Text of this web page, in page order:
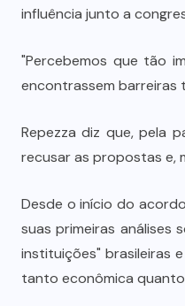
influência junto a
"Percebemos que tão
encontrassem barreiras
Repezza diz que, pela
recusar as propostas e,
Desde o início do
suas primeiras análises
instituições" brasileiras
tanto econômica